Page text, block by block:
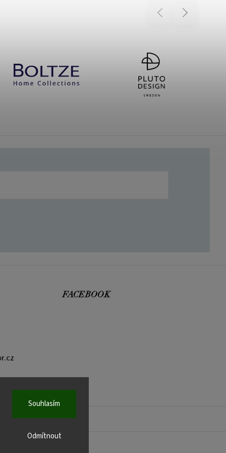
Odmítnout
Souhlasím
Previous Next
FACEBOOK